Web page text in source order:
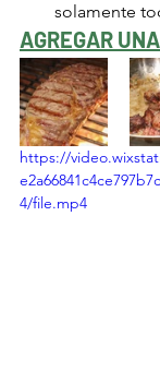
solamente
AGREGAR
https://
4/file.mp4